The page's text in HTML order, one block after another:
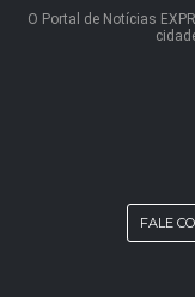
O Portal de Notícias
FALE